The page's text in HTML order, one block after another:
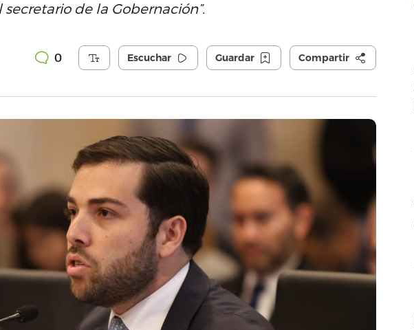
de la Gobernación”.
0 Escuchar Guardar Compartir